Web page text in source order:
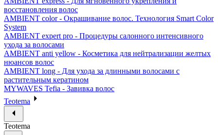
восстановления волос
AMBIENT color - Окрашивание волос. Технология Smart Color
System
AMBIENT expert pro - Процедуры салонного интенсивного
ухода за волосами
AMBIENT anti yellow - Косметика для нейтрализации желтых
нюансов волос
AMBIENT long - Для ухода за длинными волосами с
растительным кератином
MYWAVES Tefia - Завивка волос
Teotema
Teotema